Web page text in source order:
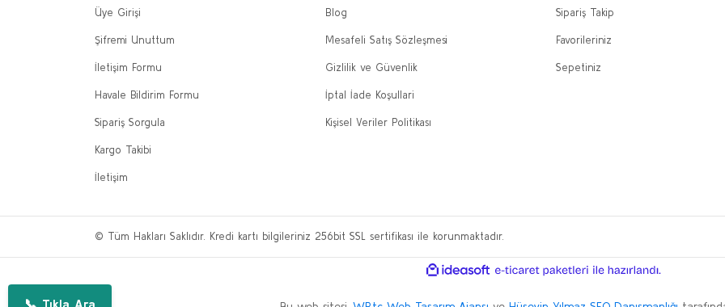
Üye Girişi
Şifremi Unuttum
İletişim Formu
Havale Bildirim Formu
Sipariş Sorgula
Kargo Takibi
İletişim
Blog
Mesafeli Satış Sözleşmesi
Gizlilik ve Güvenlik
İptal İade Koşullari
Kişisel Veriler Politikası
Sipariş Takip
Favorileriniz
Sepetiniz
📞 Tıkla Ara
© Tüm Hakları Saklıdır. Kredi kartı bilgileriniz 256bit SSL sertifikası ile korunmaktadır.
ideasoft
e-
paketleri